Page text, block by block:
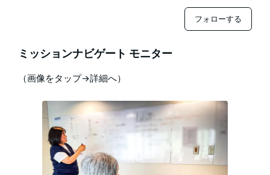
フォローする
ミッションナビゲート モニター
（画像をタップ→詳細へ）